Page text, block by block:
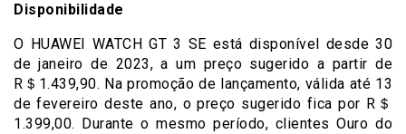
Disponibilidade
O HUAWEI WATCH GT 3 SE está disponível desde 30
de janeiro de 2023, a um preço sugerido a partir de
R＄1.439,90. Na promoção de lançamento, válida até 13
de fevereiro deste ano, o preço sugerido fica por R＄
1.399,00. Durante o mesmo período, clientes Ouro do